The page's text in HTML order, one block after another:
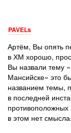
PAVELs
Артём, Вы опять
в ХМ хорошо,
Вы назвали тему
Мансийске» это
названием темы,
в последней
в этом нет смысла.